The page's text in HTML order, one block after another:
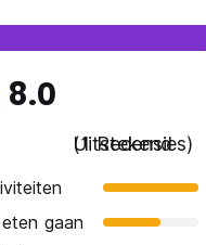
8.0
Uitstekend
(1 Recensies)
gaan